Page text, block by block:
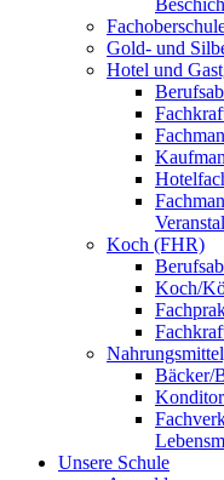
Gold- und
Hotel und
Koch (FHR)
Koch/
Bäcker/
Unsere Schule